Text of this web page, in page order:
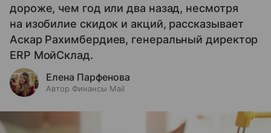
дороже, чем год или два назад, несмотря
на изобилие скидок и акций, рассказывает
Аскар Рахимбердиев, генеральный директор
ERP МойСклад.
Елена Парфенова
Автор Финансы Mail